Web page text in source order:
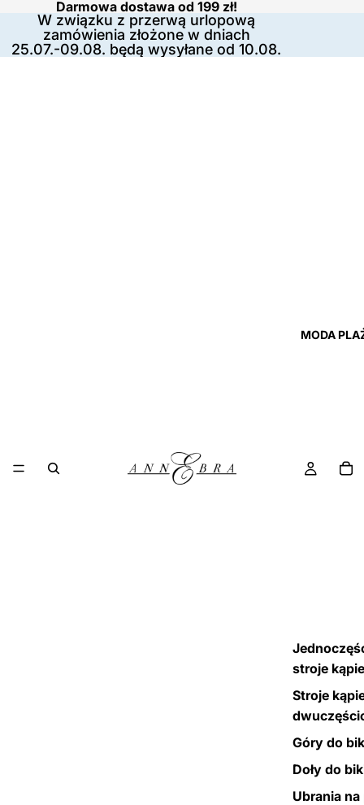
Darmowa dostawa od 199 zł!
W związku z przerwą urlopową
zamówienia złożone w dniach
25.07.-09.08. będą wysyłane od 10.08.
MODA
stroje
Stroje
Góry do
Doły do
Ubrania na